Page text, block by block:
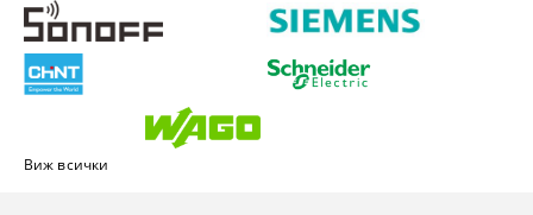
Виж всички